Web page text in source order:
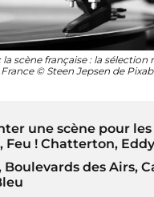
scène française : la sélection
© Steen Jepsen de
une scène pour
Feu ! Chatterton,
Boulevards des Airs,